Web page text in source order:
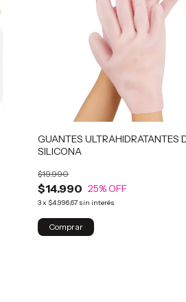
GUANTES ULTRAHIDRATANTES
SILICONA
$14.990
$19.990
25% OFF
3x $4.996,67 sin interés